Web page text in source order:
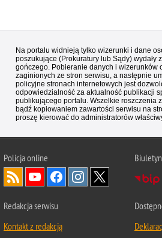
Na portalu widnieją tylko wizerunki i dane
poszukujące (Prokuratury lub Sądy) wydały
gończego. Pobieranie danych i wizerunków
zaginionych ze stron serwisu, a następnie
policyjne stronach internetowych jest
odpowiedzialność za aktualność publikacji
publikującego portalu. Wszelkie roszczenia
bądź kopiowaniem zawartości serwisu na
proszę kierować do administratorów
Policjaonline
Redakcja serwisu
Kontakt z redakcją